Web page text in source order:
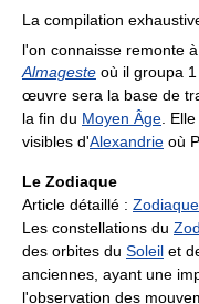
La compilation
l'on connaisse remonte à
Almageste où il groupa
œuvre sera la base de
la fin du Moyen Âge.
visibles d'Alexandrie où
Le Zodiaque
Article détaillé : Zodiaque
Les constellations du
des orbites du Soleil et
anciennes, ayant une
l'observation des